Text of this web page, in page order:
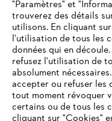
Politique de protection
Mentions légales
Informations juridiques
VOTRE
N'EST PLUS
Vous utilisez un
en charge, et certaines
peuvent fonctionner
optimale de notre site,
l'un des navigateurs
"Paramètres" et
trouverez des détails
utilisons. En cliquant
l'utilisation de tous les
données qui en
refusez l'utilisation de
absolument
accepter ou refuser les
tout moment révoquer
certains ou de tous les